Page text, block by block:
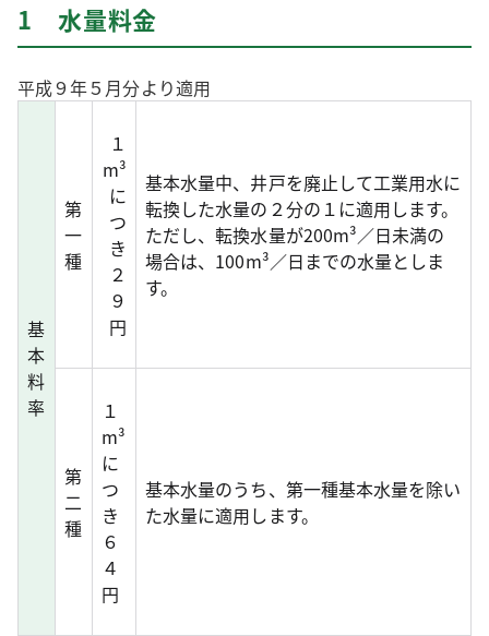
1 水量料金
平成９年５月分より適用
基
本
料
率
第
一
種
１
m³
に
つ
き
２
９
円
基本水量中、井戸を廃止して工業用水に
転換した水量の２分の１に適用します。
ただし、転換水量が200m³／日未満の
場合は、100m³／日までの水量としま
す。
第
二
種
１
m³
に
つ
き
６
４
円
基本水量のうち、第一種基本水量を除い
た水量に適用します。